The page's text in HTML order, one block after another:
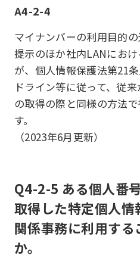
A4-2-4
マイナンバーの利用目的
提示のほか社内LANにお
が、個人情報保護法第21
ドライン等に従って、従
の取得の際と同様の方法
す。
（2023年6月更新）
Q4-2-5 ある個人番
取得した特定個人
関係事務に利用す
か。